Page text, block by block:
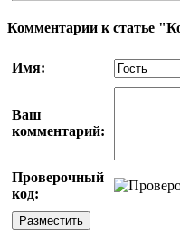
Комментарии к статье
Имя:
Ваш
комментарий:
Проверочный
код: